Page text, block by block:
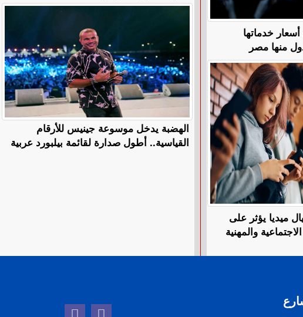
أسعار خدماتها
منها مصر
ميديا يؤثر على
والمهنية
الهضبة يدخل موسوعة جينيس للأرقام
القياسية.. أطول صدارة لقائمة بيلبورد عربية